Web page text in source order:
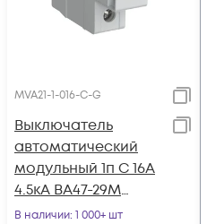
MVA21-1-016-C-G
Выключатель
автоматический
модульный 1п C 16А
4.5кА ВА47-29М
GENERICA MVA21-1-
В наличии: 1 000+ шт